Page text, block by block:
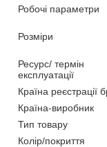
Робочі параметри
Розміри
Ресурс/ термін
експлуатації
Країна реєстрації
Країна-виробник
Тип товару
Колір/покриття